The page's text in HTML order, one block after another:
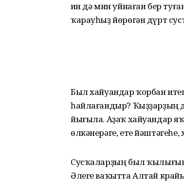
Һин дә мин уйнаған бер
ҡарауһыҙ йөрөгән дүрт
Был хайуандар ҡорбан
һайлағандыр? Ҡыҙҙарҙың
йығыла. Аҙаҡ хайуандар
өлкәнерәге, ете
Сусҡаларҙың был
Әлеге ваҡытта Алтай